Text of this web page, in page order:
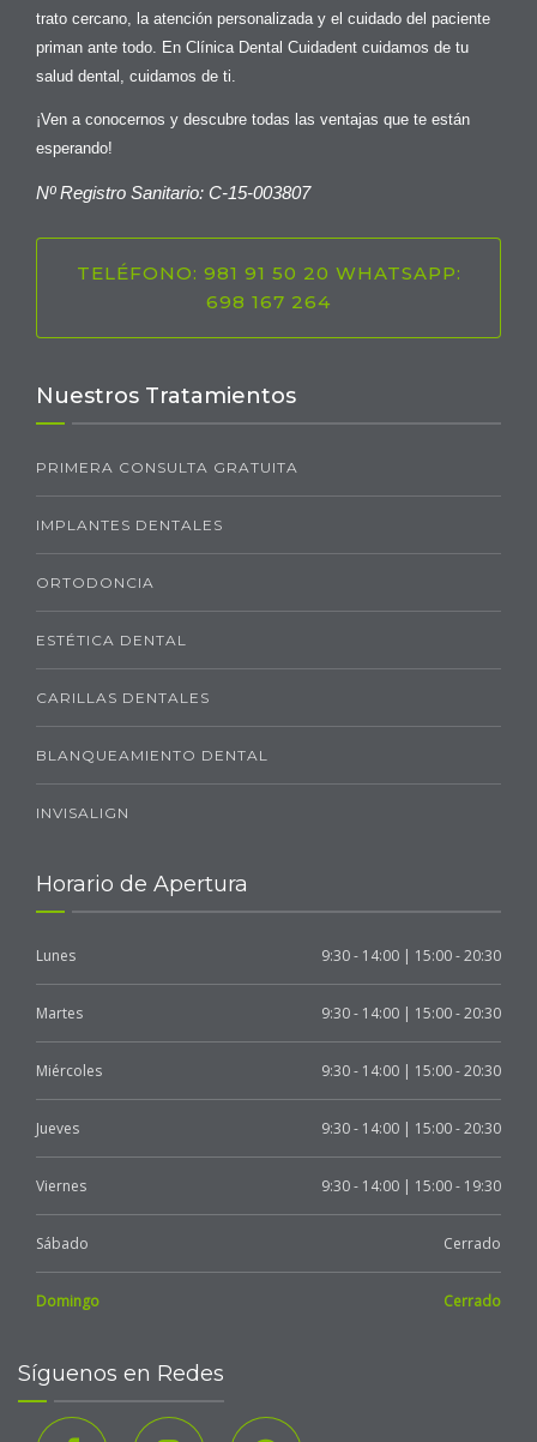
trato cercano, la atención personalizada y el cuidado del paciente
priman ante todo. En Clínica Dental Cuidadent cuidamos de tu
salud dental, cuidamos de ti.
¡Ven a conocernos y descubre todas las ventajas que te están
esperando!
Nº Registro Sanitario: C-15-003807
TELÉFONO: 981 91 50 20 WHATSAPP:
698 167 264
Nuestros Tratamientos
PRIMERA CONSULTA GRATUITA
IMPLANTES DENTALES
ORTODONCIA
ESTÉTICA DENTAL
CARILLAS DENTALES
BLANQUEAMIENTO DENTAL
INVISALIGN
Horario de Apertura
Lunes 9:30 - 14:00 | 15:00 - 20:30
Martes 9:30 - 14:00 | 15:00 - 20:30
Miércoles 9:30 - 14:00 | 15:00 - 20:30
Jueves 9:30 - 14:00 | 15:00 - 20:30
Viernes 9:30 - 14:00 | 15:00 - 19:30
Sábado Cerrado
Domingo Cerrado
Síguenos en Redes